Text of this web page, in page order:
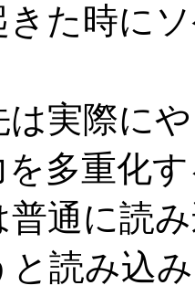
た時に
実際に
多重化
普通に読
読み込